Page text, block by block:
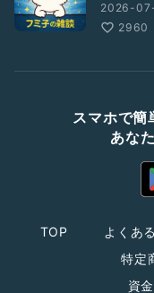
2026-
2960
スマホで簡
あな
TOP よくあ
特定
資